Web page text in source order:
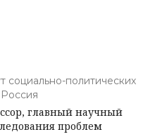
социально-политических
главный научный
проблем